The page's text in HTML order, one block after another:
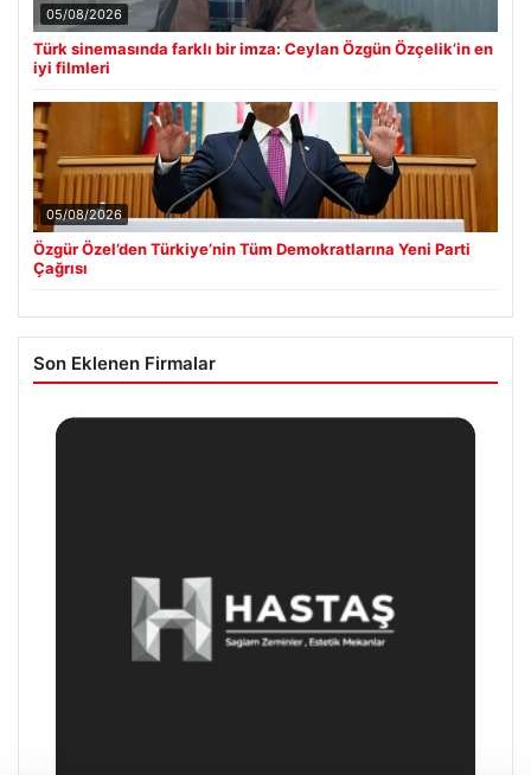
05/08/2026
Türk sinemasında farklı bir imza: Ceylan Özgün Özçelik’in en
iyi filmleri
05/08/2026
Özgür Özel’den Türkiye’nin Tüm Demokratlarına Yeni Parti
Çağrısı
Son Eklenen Firmalar